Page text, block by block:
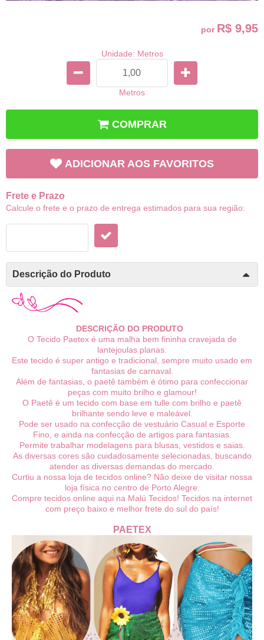
por R$ 9,95
Unidade: Metros
Metros
COMPRAR
ADICIONAR AOS FAVORITOS
Frete e Prazo
Calcule o frete e o prazo de entrega estimados para sua região:
Descrição do Produto
DESCRIÇÃO DO PRODUTO
O Tecido Paetex é uma malha bem fininha cravejada de
lantejoulas planas.
Este tecido é super antigo e tradicional, sempre muito usado em
fantasias de carnaval.
Além de fantasias, o paetê também é ótimo para confeccionar
peças com muito brilho e glamour!
O Paetê é um tecido com base em tulle com brilho e paetê
brilhante sendo leve e maleável.
Pode ser usado na confecção de vestuário Casual e Esporte
Fino, e ainda na confecção de artigos para fantasias.
Permite trabalhar modelagens para blusas, vestidos e saias.
As diversas cores são cuidadosamente selecionadas, buscando
atender as diversas demandas do mercado.
Curtiu a nossa loja de tecidos online? Não deixe de visitar nossa
loja física no centro de Porto Alegre.
Compre tecidos online aqui na Malú Tecidos! Tecidos na internet
com preço baixo e melhor frete do sul do país!
PAETEX